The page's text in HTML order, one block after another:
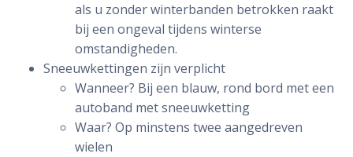
als u zonder winterbanden betrokken raakt
bij een ongeval tijdens winterse
omstandigheden.
Sneeuwkettingen zijn verplicht
Wanneer? Bij een blauw, rond bord met een
autoband met sneeuwketting
Waar? Op minstens twee aangedreven
wielen